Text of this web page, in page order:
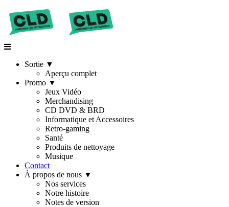
Sortie ▼
Aperçu complet
Promo ▼
Jeux Vidéo
Merchandising
CD DVD & BRD
Informatique et Accessoires
Retro-gaming
Santé
Produits de nettoyage
Musique
Contact
À propos de nous ▼
Nos services
Notre histoire
Notes de version